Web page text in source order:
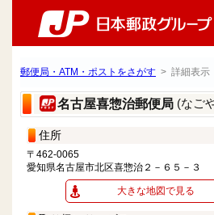
郵便局・ATM・ポストをさがす > 詳細表示
名古屋喜惣治郵便局 (なご
住所
〒462-0065
愛知県名古屋市北区喜惣治２－６５－３
大きな地図で見る